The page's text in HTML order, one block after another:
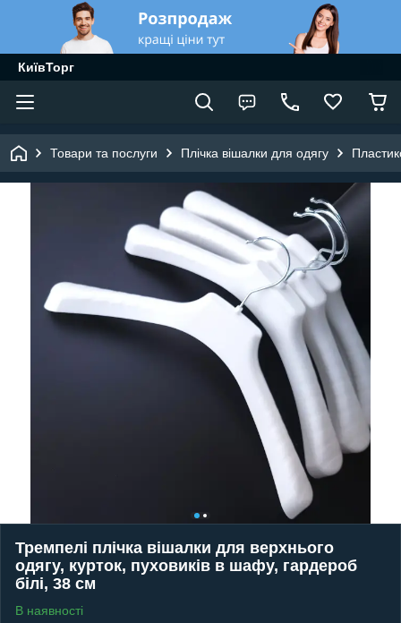
КиївТорг
Товари та послуги Плічка вішалки для одягу
Тремпелі плічка вішалки для верхнього
одягу, курток, пуховиків в шафу, гардероб
білі, 38 см
В наявності